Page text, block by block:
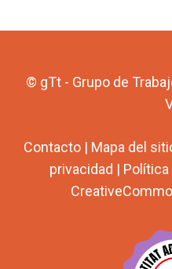
© gTt - Grupo de
Contacto | Mapa del
privacidad |